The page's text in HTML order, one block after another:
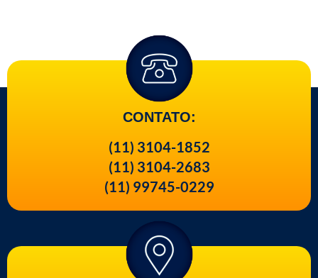
CONTATO:
(11) 3104-1852
(11) 3104-2683
(11) 99745-0229